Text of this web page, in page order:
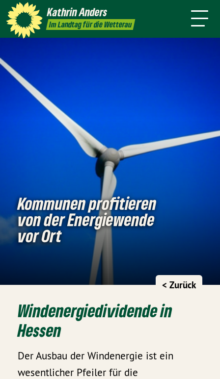
KathrinAnders
Im Landtag für die Wetterau
Kontakt
mich
Kommunen profitieren
von der Energiewende
vor Ort
< Zurück
Windenergiedividende in
Hessen
Der Ausbau der Windenergie ist ein
wesentlicher Pfeiler für die